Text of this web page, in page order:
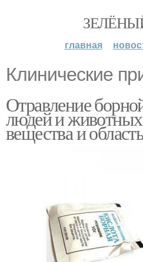
главная
Клинические
Отравление
людей и
вещества и